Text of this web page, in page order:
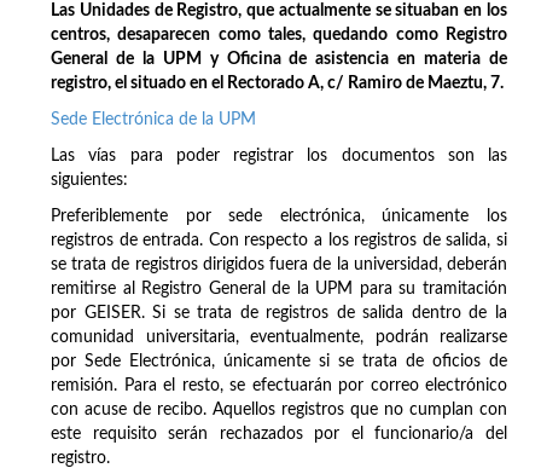
Las Unidades de Registro, que actualmente se situaban en los
centros, desaparecen como tales, quedando como Registro
General de la UPM y Oficina de asistencia en materia de
registro, el situado en el Rectorado A, c/ Ramiro de Maeztu, 7.
Sede Electrónica de la UPM
Las vías para poder registrar los documentos son las
siguientes:
Preferiblemente por sede electrónica, únicamente los
registros de entrada. Con respecto a los registros de salida, si
se trata de registros dirigidos fuera de la universidad, deberán
remitirse al Registro General de la UPM para su tramitación
por GEISER. Si se trata de registros de salida dentro de la
comunidad universitaria, eventualmente, podrán realizarse
por Sede Electrónica, únicamente si se trata de oficios de
remisión. Para el resto, se efectuarán por correo electrónico
con acuse de recibo. Aquellos registros que no cumplan con
este requisito serán rechazados por el funcionario/a del
registro.